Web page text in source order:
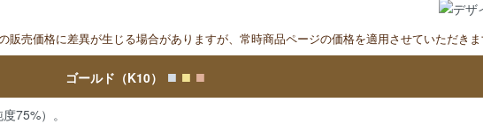
売価格に差異が生じる場合がありますが、常時商品ページの価格を適用させていただき
ゴールド（K10） ■ ■ ■
75%）。